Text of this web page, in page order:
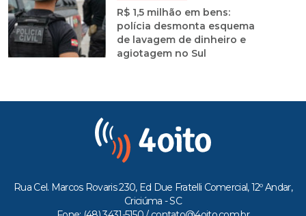
R$ 1,5 milhão em bens:
polícia desmonta esquema
de lavagem de dinheiro e
agiotagem no Sul
Rua Cel. Marcos Rovaris 230, Ed Due Fratelli Comercial, 12º Andar,
Criciúma - SC